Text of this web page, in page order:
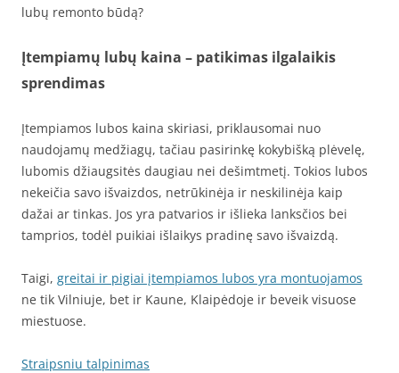
lubų remonto būdą?
Įtempiamų lubų kaina – patikimas ilgalaikis
sprendimas
Įtempiamos lubos kaina skiriasi, priklausomai nuo
naudojamų medžiagų, tačiau pasirinkę kokybišką plėvelę,
lubomis džiaugsitės daugiau nei dešimtmetį. Tokios lubos
nekeičia savo išvaizdos, netrūkinėja ir neskilinėja kaip
dažai ar tinkas. Jos yra patvarios ir išlieka lanksčios bei
tamprios, todėl puikiai išlaikys pradinę savo išvaizdą.
Taigi, greitai ir pigiai įtempiamos lubos yra montuojamos
ne tik Vilniuje, bet ir Kaune, Klaipėdoje ir beveik visuose
miestuose.
Straipsniu talpinimas